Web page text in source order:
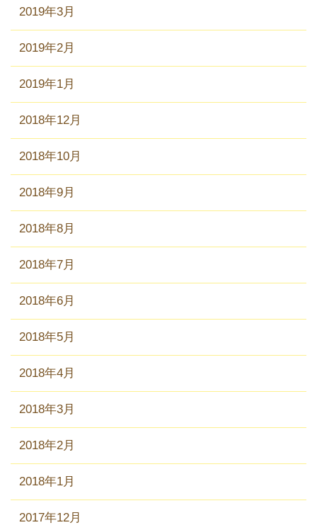
2019年3月
2019年2月
2019年1月
2018年12月
2018年10月
2018年9月
2018年8月
2018年7月
2018年6月
2018年5月
2018年4月
2018年3月
2018年2月
2018年1月
2017年12月